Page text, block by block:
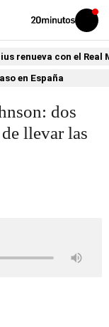
Volver
Iniciar
sesión
renueva con el Real
en España
dos
llevar las